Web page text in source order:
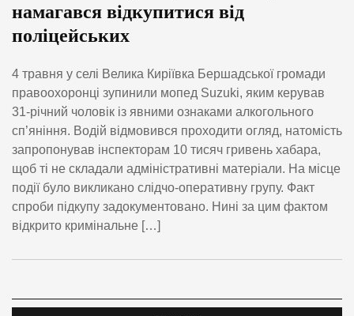
намагався відкупитися від
поліцейських
4 травня у селі Велика Киріївка Бершадської громади
правоохоронці зупинили мопед Suzuki, яким керував
31-річний чоловік із явними ознаками алкогольного
сп’яніння. Водій відмовився проходити огляд, натомість
запропонував інспекторам 10 тисяч гривень хабара,
щоб ті не складали адміністративні матеріали. На місце
події було викликано слідчо-оперативну групу. Факт
спроби підкупу задокументовано. Нині за цим фактом
відкрито кримінальне […]